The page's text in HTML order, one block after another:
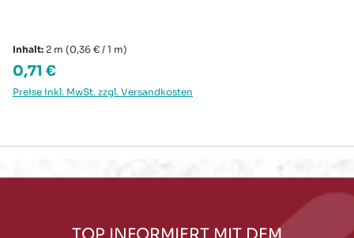
Inhalt: 2 m (0,36 € / 1 m)
Regulärer Preis:
0,71 €
Preise inkl. MwSt. zzgl. Versandkosten